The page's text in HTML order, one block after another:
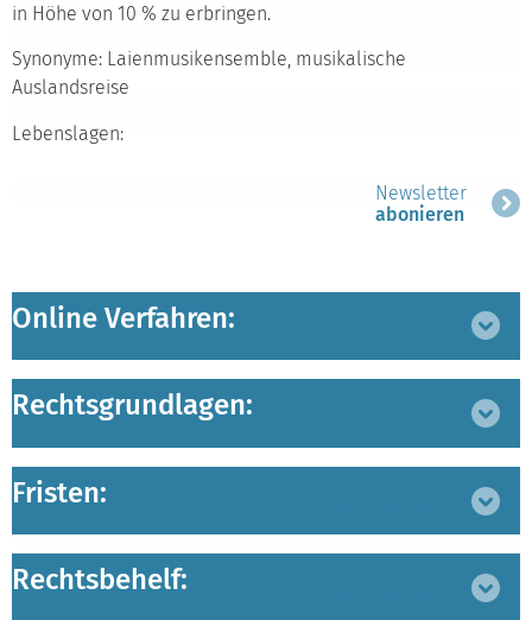
in Höhe von 10 % zu erbringen.
Synonyme: Laienmusikensemble, musikalische
Auslandsreise
Lebenslagen:
Newsletter
abonieren
Online Verfahren:
Rechtsgrundlagen:
Fristen:
Rechtsbehelf: